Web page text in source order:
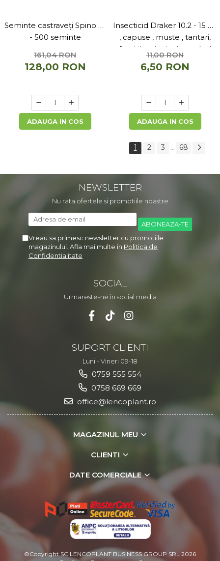
Seminte castraveți Spino F1
- 500 seminte
161,04 RON
128,00 RON
ADAUGA IN COS
Insecticid Draker 10.2 - 15 ml
, capuse , muste , tantari,
furnici, paianjeni, gandaci
11,00 RON
6,50 RON
ADAUGA IN COS
1 2 3 ... 68
NEWSLETTER
Nu rata ofertele si promotiile noastre
Vreau sa primesc newsletter cu promotiile
magazinului. Afla mai multe in Politica de
Confidentialitate
SOCIAL
Urmareste-ne in social media
SUPORT CLIENTI
Luni - Vineri 09-18
0759 555 554
0758 669 669
office@lencoplant.ro
MAGAZINUL MEU
CLIENTI
DATE COMERCIALE
©Copyright SC LENCOPLANT BUSINESS GROUP SRL 2026